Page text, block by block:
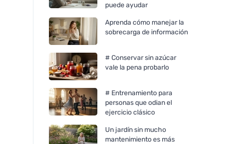
puede ayudar
Aprenda cómo manejar la
sobrecarga de información
# Conservar sin azúcar
vale la pena probarlo
# Entrenamiento para
personas que odian el
ejercicio clásico
Un jardín sin mucho
mantenimiento es más